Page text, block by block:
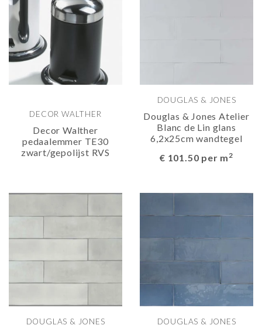
DECOR WALTHER
Decor Walther
pedaalemmer TE30
zwart/gepolijst RVS
DOUGLAS & JONES
Douglas & Jones Atelier
Blanc de Lin glans
6,2x25cm wandtegel
€ 101.50 per m2
DOUGLAS & JONES DOUGLAS & JONES